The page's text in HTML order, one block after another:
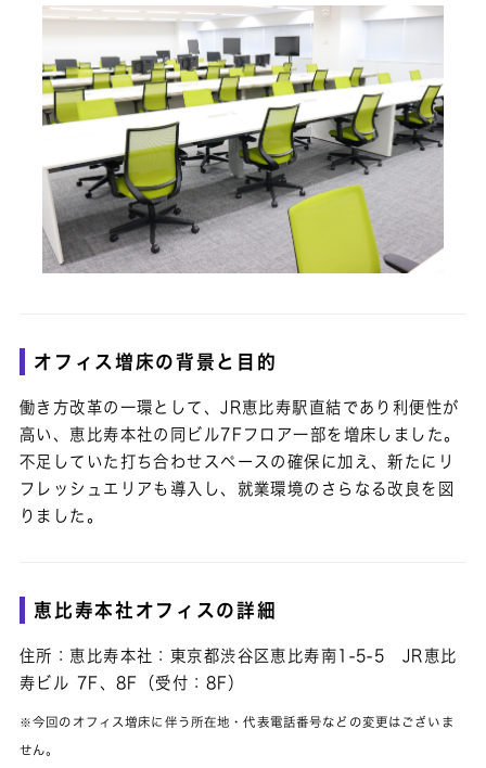
オフィス増床の背景と目的
働き方改革の一環として、JR恵比寿駅直結であり利便性が
高い、恵比寿本社の同ビル7Fフロア一部を増床しました。
不足していた打ち合わせスペースの確保に加え、新たにリ
フレッシュエリアも導入し、就業環境のさらなる改良を図
りました。
恵比寿本社オフィスの詳細
住所：恵比寿本社：東京都渋谷区恵比寿南1-5-5 JR恵比
寿ビル 7F、8F（受付：8F）
※今回のオフィス増床に伴う所在地・代表電話番号などの変更はございま
せん。